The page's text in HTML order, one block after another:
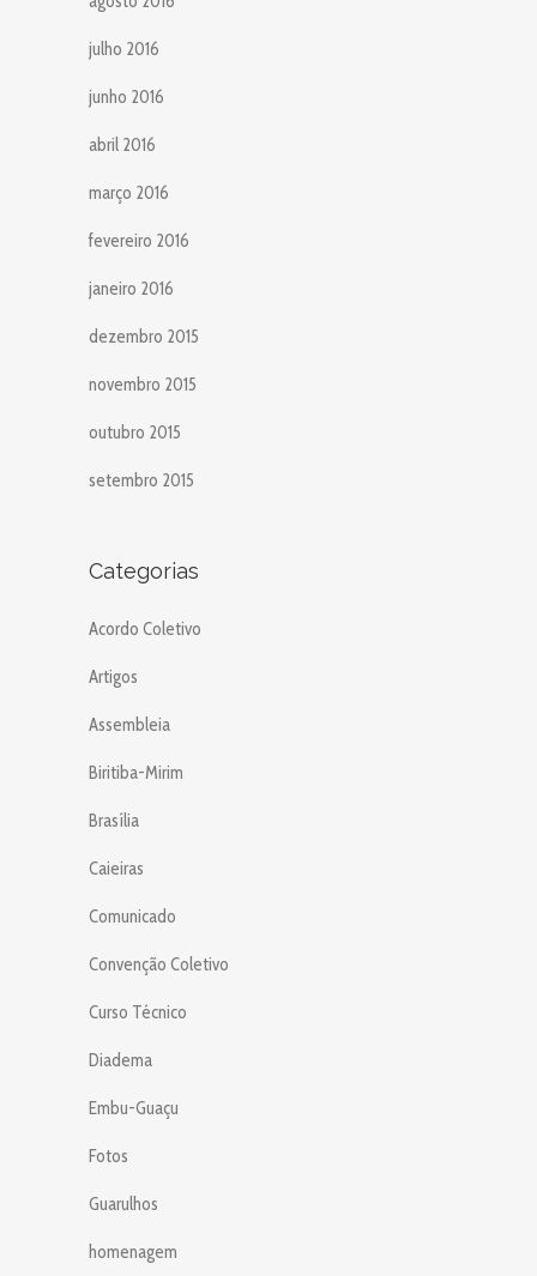
julho 2016
junho 2016
abril 2016
março 2016
fevereiro 2016
janeiro 2016
dezembro 2015
novembro 2015
outubro 2015
setembro 2015
Categorias
Acordo Coletivo
Artigos
Assembleia
Biritiba-Mirim
Brasília
Caieiras
Comunicado
Convenção Coletivo
Curso Técnico
Diadema
Embu-Guaçu
Fotos
Guarulhos
homenagem